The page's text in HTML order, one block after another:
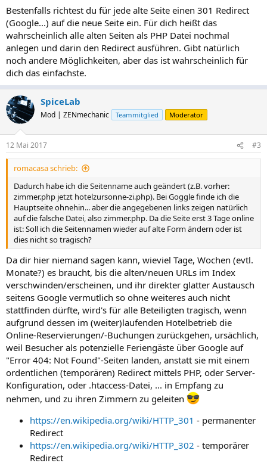
mfg Romacasa
Bestenfalls richtest du für jede alte Seite einen 301 Redirect
(Google...) auf die neue Seite ein. Für dich heißt das
wahrscheinlich alle alten Seiten als PHP Datei nochmal
anlegen und darin den Redirect ausführen. Gibt natürlich
noch andere Möglichkeiten, aber das ist wahrscheinlich für
dich das einfachste.
SpiceLab
Mod | ZENmechanic Teammitglied Moderator
12 Mai 2017 #3
romacasa schrieb:
Dadurch habe ich die Seitenname auch geändert (z.B. vorher:
zimmer.php jetzt hotelzursonne-zi.php). Bei Goggle finde ich die
Hauptseite ohnehin... aber die angegebenen links zeigen natürlich
auf die falsche Datei, also zimmer.php. Da die Seite erst 3 Tage online
ist: Soll ich die Seitennamen wieder auf alte Form ändern oder ist
dies nicht so tragisch?
Da dir hier niemand sagen kann, wieviel Tage, Wochen (evtl.
Monate?) es braucht, bis die alten/neuen URLs im Index
verschwinden/erscheinen, und ihr direkter glatter Austausch
seitens Google vermutlich so ohne weiteres auch nicht
stattfinden dürfte, wird's für alle Beteiligten tragisch, wenn
aufgrund dessen im (weiter)laufenden Hotelbetrieb die
Online-Reservierungen/-Buchungen zurückgehen, ursächlich,
weil Besucher als potenzielle Feriengäste über Google auf
"Error 404: Not Found"-Seiten landen, anstatt sie mit einem
ordentlichen (temporären) Redirect mittels PHP, oder Server-
Konfiguration, oder .htaccess-Datei, ... in Empfang zu
nehmen, und zu ihren Zimmern zu geleiten
https://en.wikipedia.org/wiki/HTTP_301 - permanenter
Redirect
https://en.wikipedia.org/wiki/HTTP_302 - temporärer
Redirect